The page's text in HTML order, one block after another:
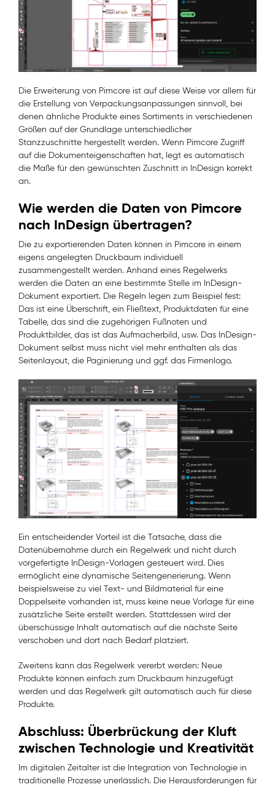
Die Erweiterung von Pimcore ist auf diese Weise vor allem für
die Erstellung von Verpackungsanpassungen sinnvoll, bei
denen ähnliche Produkte eines Sortiments in verschiedenen
Größen auf der Grundlage unterschiedlicher
Stanzzuschnitte hergestellt werden. Wenn Pimcore Zugriff
auf die Dokumenteigenschaften hat, legt es automatisch
die Maße für den gewünschten Zuschnitt in InDesign korrekt
an.
Wie werden die Daten von Pimcore
nach InDesign übertragen?
Die zu exportierenden Daten können in Pimcore in einem
eigens angelegten Druckbaum individuell
zusammengestellt werden. Anhand eines Regelwerks
werden die Daten an eine bestimmte Stelle im InDesign-
Dokument exportiert. Die Regeln legen zum Beispiel fest:
Das ist eine Überschrift, ein Fließtext, Produktdaten für eine
Tabelle, das sind die zugehörigen Fußnoten und
Produktbilder, das ist das Aufmacherbild, usw. Das InDesign-
Dokument selbst muss nicht viel mehr enthalten als das
Seitenlayout, die Paginierung und ggf. das Firmenlogo.
Ein entscheidender Vorteil ist die Tatsache, dass die
Datenübernahme durch ein Regelwerk und nicht durch
vorgefertigte InDesign-Vorlagen gesteuert wird. Dies
ermöglicht eine dynamische Seitengenerierung. Wenn
beispielsweise zu viel Text- und Bildmaterial für eine
Doppelseite vorhanden ist, muss keine neue Vorlage für eine
zusätzliche Seite erstellt werden. Stattdessen wird der
überschüssige Inhalt automatisch auf die nächste Seite
verschoben und dort nach Bedarf platziert.
Zweitens kann das Regelwerk vererbt werden: Neue
Produkte können einfach zum Druckbaum hinzugefügt
werden und das Regelwerk gilt automatisch auch für diese
Produkte.
Abschluss: Überbrückung der Kluft
zwischen Technologie und Kreativität
Im digitalen Zeitalter ist die Integration von Technologie in
traditionelle Prozesse unerlässlich. Die Herausforderungen für